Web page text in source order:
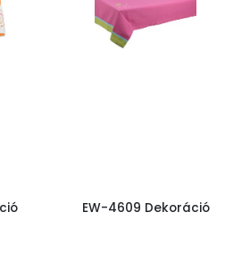
EW-4609 Dekoráció